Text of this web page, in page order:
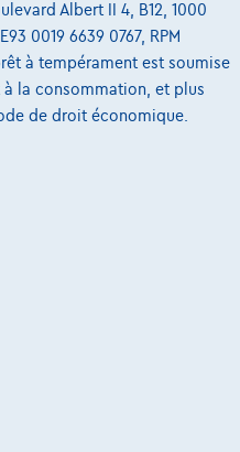
Albert II 4, B12, 1000
0019 6639 0767, RPM
à tempérament est soumise
la consommation, et plus
de droit économique.